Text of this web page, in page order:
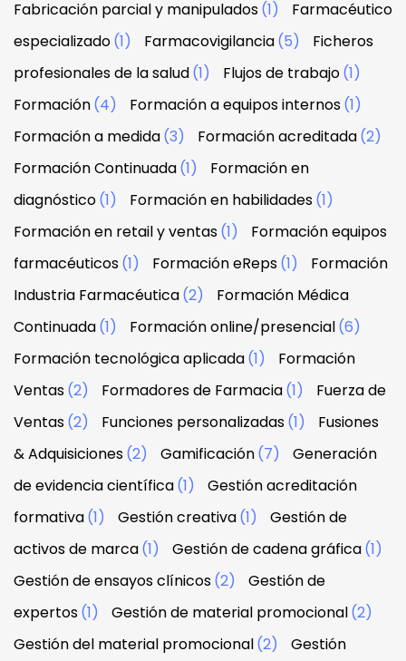
Fabricación parcial y manipulados(1)
Farmacéutico
especializado(1) Farmacovigilancia(5)
Ficheros
profesionales de la salud(1) Flujos de trabajo(1)
Formación(4) Formación a equipos internos(1)
Formación a medida(3) Formación acreditada(2)
Formación Continuada(1)
Formación en
diagnóstico(1) Formación en habilidades(1)
Formación en retail y ventas(1)
Formación equipos
farmacéuticos(1) Formación eReps(1)
Formación
Industria Farmacéutica(2)
Formación Médica
Continuada(1) Formación online/presencial(6)
Formación tecnológica aplicada(1)
Formación
Ventas(2) Formadores de Farmacia(1)
Fuerza de
Ventas(2) Funciones personalizadas(1)
Fusiones
& Adquisiciones(2) Gamificación(7)
Generación
de evidencia científica(1)
Gestión acreditación
formativa(1) Gestión creativa(1)
Gestión de
activos de marca(1) Gestión de cadena gráfica(1)
Gestión de ensayos clínicos(2)
Gestión de
expertos(1) Gestión de material promocional(2)
Gestión del material promocional(2)
Gestión